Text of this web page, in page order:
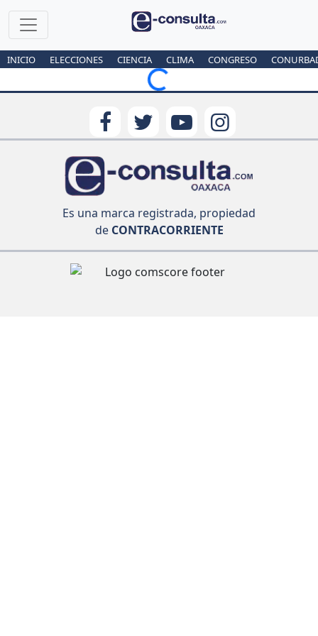
INICIO ELECCIONES CIENCIA CLIMA CONGRESO
Loading...
Es una marca registrada, propiedad
deCONTRACORRIENTE